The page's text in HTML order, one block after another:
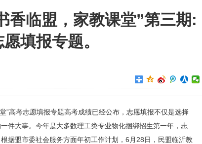
香临盟，家教课堂”第三期:
填报专题。
”高考志愿填报专题高考成绩已经公布，志愿填报不仅是选择
件大事。今年是大多数理工类专业物化捆绑招生第一年，志
据盟市委社会服务方面年初工作计划，6月28日，民盟临沂教